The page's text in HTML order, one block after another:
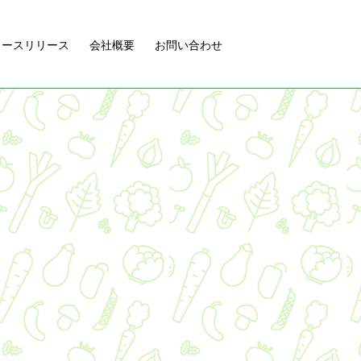
スリリース 会社概要 お問い合わせ